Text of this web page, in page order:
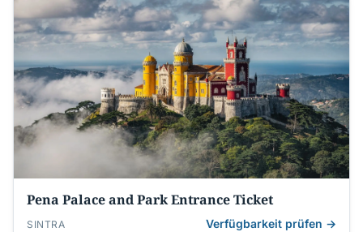
Pena Palace and Park Entrance Ticket
SINTRA Verfügbarkeit prüfen →